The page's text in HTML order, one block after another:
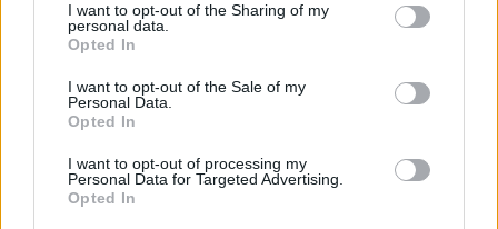
I want to opt-out of the Sharing of my
personal data.
Opted In
I want to opt-out of the Sale of my
Personal Data.
Opted In
I want to opt-out of processing my
Personal Data for Targeted Advertising.
Opted In
«Neuzskatu sevi par
īpašu skaistuli.»Čikāgas
piecīšuLorija Vuda
saņem komplimentus
FOTO: «Pasaulē ir tikai 8
šādi auto.» Sesks atklāj,